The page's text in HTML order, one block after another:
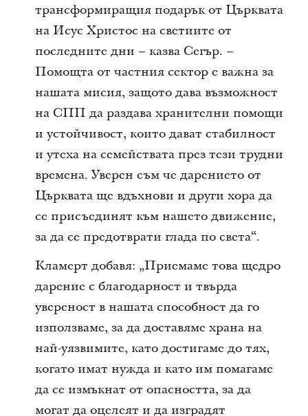
трансформиращия подарък от Църквата
на Исус Христос на светиите от
последните дни – казва Сегър. –
Помощта от частния сектор е важна за
нашата мисия, защото дава възможност
на СПП да раздава хранителни помощи
и устойчивост, които дават стабилност
и утеха на семействата през тези трудни
времена. Уверен съм че дарението от
Църквата ще вдъхнови и други хора да
се присъединят към нашето движение,
за да се предотврати глада по света“.
Кламерт добавя: „Приемаме това щедро
дарение с благодарност и твърда
увереност в нашата способност да го
използваме, за да доставяме храна на
най-уязвимите, като достигаме до тях,
когато имат нужда и като им помагаме
да се измъкнат от опасността, за да
могат да оцелеят и да изградят